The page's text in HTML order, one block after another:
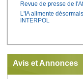
Revue de presse de
L'IA alimente
INTERPOL
Avis et Annonces